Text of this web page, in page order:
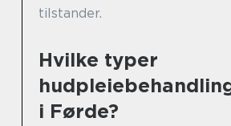
tilstander.
Hvilke typer
i Førde?